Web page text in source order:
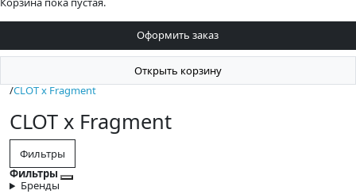
Оформить заказ
Открыть корзину
/CLOT x Fragment
CLOT x Fragment
Фильтры
Фильтры
Закрыть фильтры
Бренды